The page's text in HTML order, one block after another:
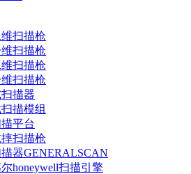
扫描枪
扫描枪
扫描枪
扫描枪
描器
描模组
平台
扫描枪
器GENERALSCAN
honeywell扫描引擎